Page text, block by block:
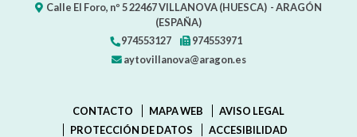
Calle El Foro, nº 522467VILLANOVA (HUESCA) - ARAGÓN
(ESPAÑA)
974553127
974553971
aytovillanova@aragon.es
CONTACTO MAPA WEB
AVISO LEGAL
PROTECCIÓN DE DATOS
ACCESIBILIDAD